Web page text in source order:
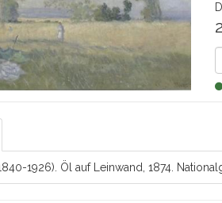
1926). Öl auf Leinwand, 1874.